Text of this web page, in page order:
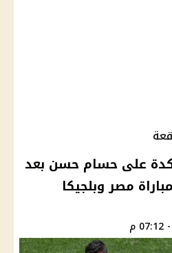
على حسام حسن بعد
مصر وبلجيكا